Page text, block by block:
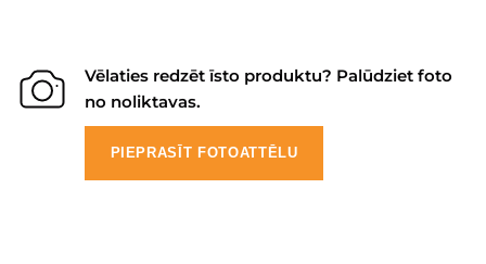
Vēlaties redzēt īsto produktu? Palūdziet foto
no noliktavas.
PIEPRASĪT FOTOATTĒLU